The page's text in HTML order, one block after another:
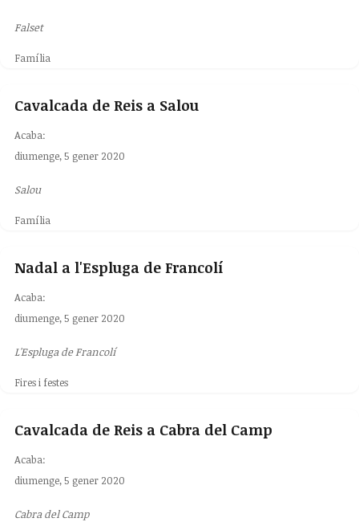
Falset
Família
Cavalcada de Reis a Salou
Acaba:
diumenge, 5 gener 2020
Salou
Família
Nadal a l'Espluga de Francolí
Acaba:
diumenge, 5 gener 2020
L'Espluga de Francolí
Fires i festes
Cavalcada de Reis a Cabra del Camp
Acaba:
diumenge, 5 gener 2020
Cabra del Camp